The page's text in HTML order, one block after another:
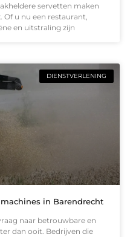
servetten maken
Of u nu een restaurant,
en uitstraling zijn
DIENSTVERLENING
in Barendrecht
naar betrouwbare en
dan ooit. Bedrijven die